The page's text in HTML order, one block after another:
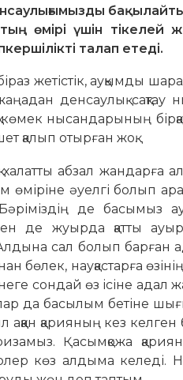
өмірі үшін тікелей
талап етеді.
жетістік, ауқымды
денсаулық сақтау
нысандарының
қалып отырған жоқ.
абзал жандарға
әуелгі болып
«Бәріміздің де
де жуырда қатты
сал болып барған
науқастарға
сондай өз ісіне
да басылым бетіне
аққан қарияның кез
Қасымқожа
көз алдыма келеді.